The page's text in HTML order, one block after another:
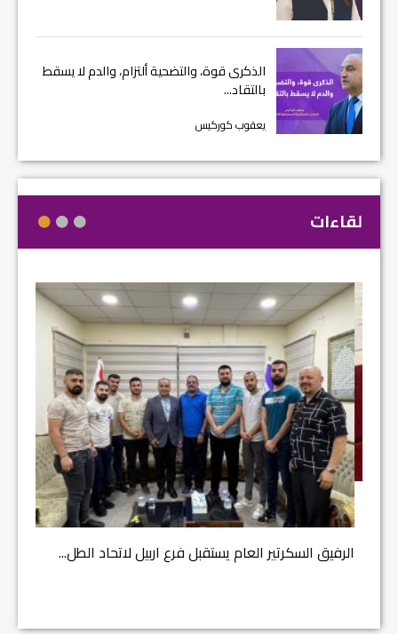
الذكرى قوة، والتضحية ألتزام، والدم لا يسقط
بالتقاد...
يعقوب كوركيس
لقاءات
الرفيق السكرتير العام يستقبل فرع اربيل لاتحاد الطل...